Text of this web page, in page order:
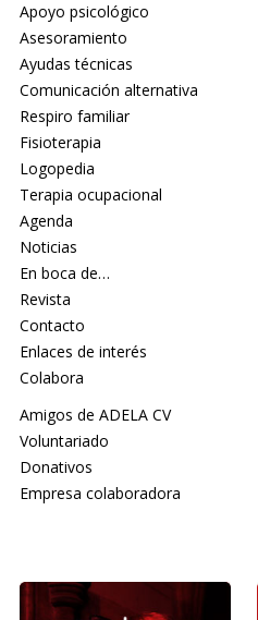
Apoyo psicológico
Asesoramiento
Ayudas técnicas
Comunicación alternativa
Respiro familiar
Fisioterapia
Logopedia
Terapia ocupacional
Agenda
Noticias
En boca de…
Revista
Contacto
Enlaces de interés
Colabora
Amigos de ADELA CV
Voluntariado
Donativos
Empresa colaboradora